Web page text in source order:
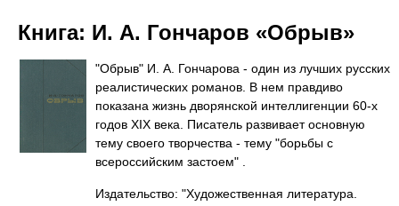
Книга: И. А. Гончаров «Обрыв»
"Обрыв" И. А. Гончарова - один из лучших русских
реалистических романов. В нем правдиво
показана жизнь дворянской интеллигенции 60-x
годов XIX века. Писатель развивает основную
тему своего творчества - тему "борьбы с
всероссийским застоем" .
Издательство: "Художественная литература.